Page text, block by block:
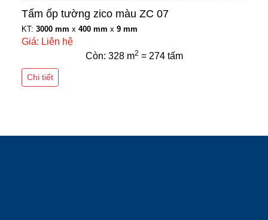
Tấm ốp tường zico màu ZC 07
KT: 3000 mm x 400 mm x 9 mm
Giá: Liên hệ
Còn: 328 m2 = 274 tấm
Chi tiết